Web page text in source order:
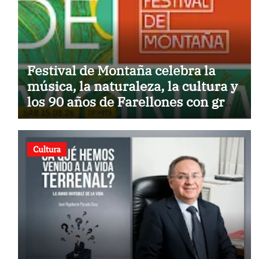
Festival de Montaña celebra la
música, la naturaleza, la cultura y
los 90 años de Farellones con gran
concierto al aire libre
Cultura